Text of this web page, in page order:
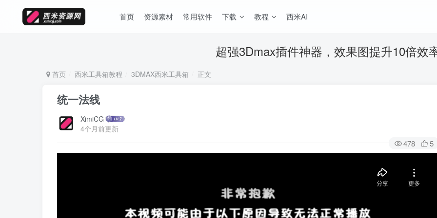
首页 资源素材 常用软件 下载 教程 西米AI
超强3Dmax插件神器，效果图提升10倍效
首页 西米工具箱教程 3DMAX西米工具箱 正文
统一法线
XimiCG
4个月前更新
478 5